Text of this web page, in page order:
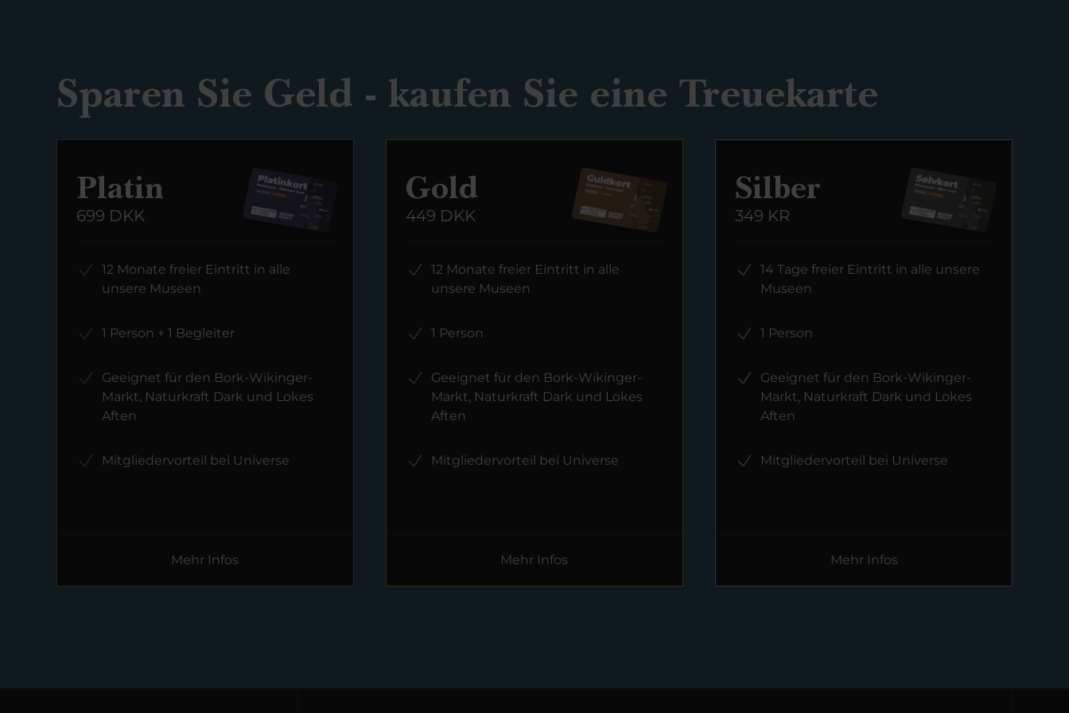
Sparen Sie Geld - kaufen Sie eine Treuekarte
Platin
699 DKK
12 Monate freier Eintritt in alle
unsere Museen
1 Person + 1 Begleiter
Geeignet für den Bork-Wikinger-
Markt, Naturkraft Dark und Lokes
Aften
Mitgliedervorteil bei Universe
Mehr Infos
Gold
449 DKK
12 Monate freier Eintritt in alle
unsere Museen
1 Person
Geeignet für den Bork-Wikinger-
Markt, Naturkraft Dark und Lokes
Aften
Mitgliedervorteil bei Universe
Mehr Infos
Silber
349 KR
14 Tage freier Eintritt in alle unsere
Museen
1 Person
Geeignet für den Bork-Wikinger-
Markt, Naturkraft Dark und Lokes
Aften
Mitgliedervorteil bei Universe
Mehr Infos